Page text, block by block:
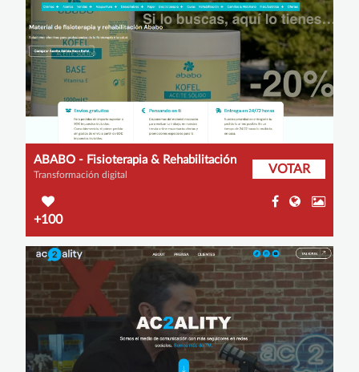
ABABO - Fisioterapia & Rehabilitación
Transformación digital VOTAR
+100